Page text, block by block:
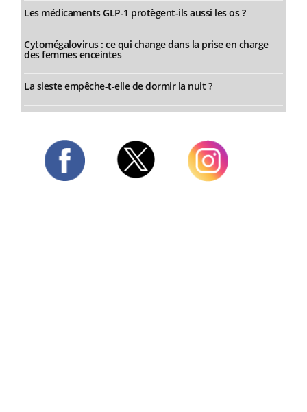
Les médicaments GLP-1 protègent-ils aussi les os ?
Cytomégalovirus : ce qui change dans la prise en charge
des femmes enceintes
La sieste empêche-t-elle de dormir la nuit ?